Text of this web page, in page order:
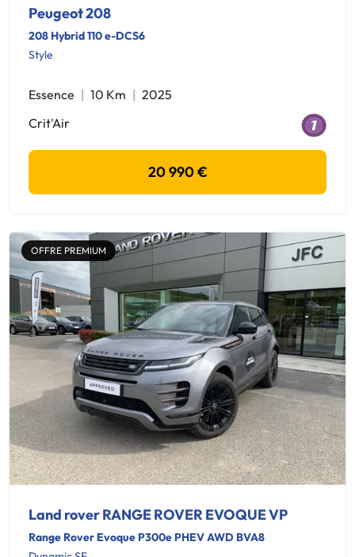
Peugeot 208
208 Hybrid 110 e-DCS6
Style
Essence 10 Km
2025
Crit'Air
20 990 €
OFFRE PREMIUM
Land rover RANGE ROVER EVOQUE VP
Range Rover Evoque P300e PHEV AWD BVA8